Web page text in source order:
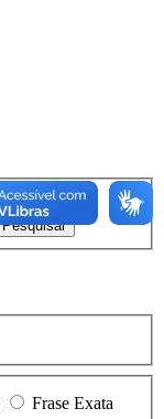
Pesquisar
Frase Exata